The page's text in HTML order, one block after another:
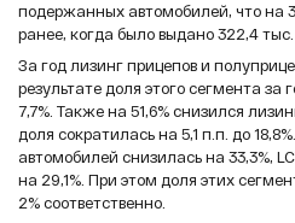
подержанных автомобилей, что на
ранее, когда было выдано 322,4 тыс.
За год лизинг прицепов и
результате доля этого сегмента за
7,7%. Также на 51,6% снизился
доля сократилась на 5,1 п.п. до
автомобилей снизилась на 33,3%,
на 29,1%. При этом доля этих
2% соответственно.